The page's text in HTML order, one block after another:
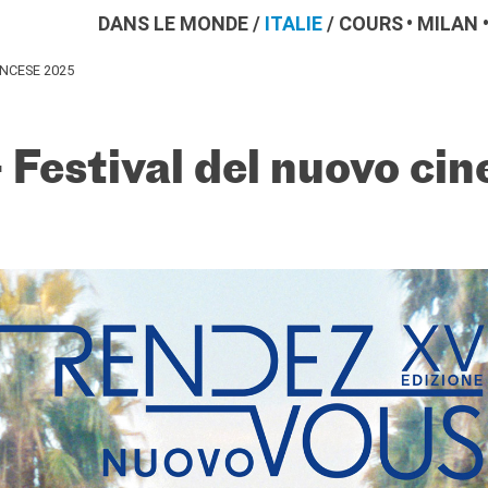
DANS LE MONDE/ ITALIE/ COURS MILAN
2025
Festival del nuovo